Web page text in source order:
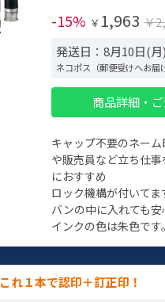
-15% ￥ 1,963 ￥
発送日：8月10日(月)
ネコポス（郵便受けへお届
商品詳細・
キャップ不要のネー
や販売員など立ち仕
におすすめ
ロック機構が付いてま
バンの中に入れても安
インクの色は朱色です。
これ１本で認印＋訂正印！